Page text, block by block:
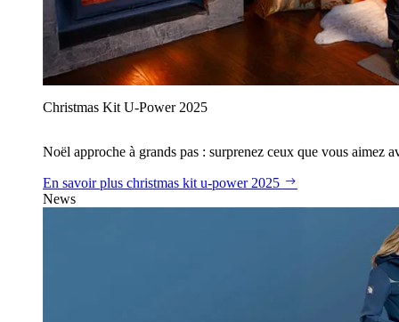
Christmas Kit U‑Power 2025
Noël approche à grands pas : surprenez ceux que vous aimez
En savoir plus christmas kit u‑power 2025
News